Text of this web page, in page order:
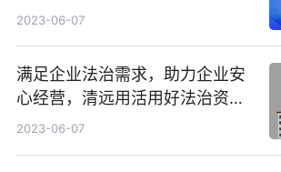
保护工作全面提升
2023-06-07
满足企业法治需求，助力企业安
心经营，清远用活用好法治资源
护航经济发展-环球视讯
2023-06-07